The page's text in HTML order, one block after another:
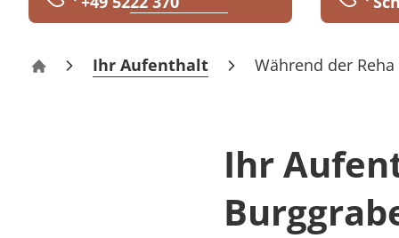
Rheumatologie
Klinik am Burggraben Bad Salzuflen
Ihr Aufenthalt Während der Reha
Ihr